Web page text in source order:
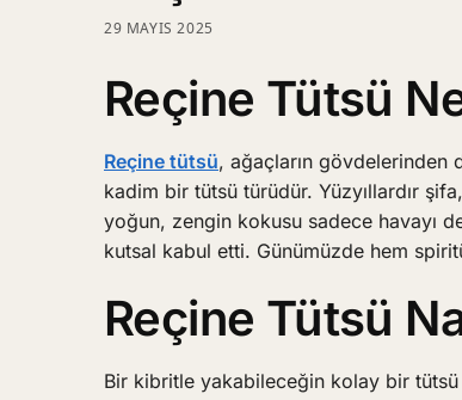
29 MAYIS 2025
Reçine Tütsü
Reçine tütsü, ağaçların gövdelerinden
kadim bir tütsü türüdür. Yüzyıllardır
yoğun, zengin kokusu sadece havayı
kutsal kabul etti. Günümüzde hem
Reçine Tütsü
Bir kibritle yakabileceğin kolay bir